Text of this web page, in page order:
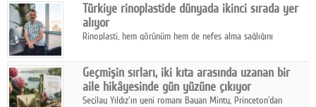
Türkiye rinoplastide dünyada ikinci sırada yer
alıyor
Rinoplasti, hem görünüm hem de nefes alma sağlığını
biri konumunda.
Geçmişin sırları, iki kıta arasında uzanan bir
aile hikâyesinde gün yüzüne çıkıyor
Seçilay Yıldız'ın yeni romanı Bayan Minty, Princeton'dan